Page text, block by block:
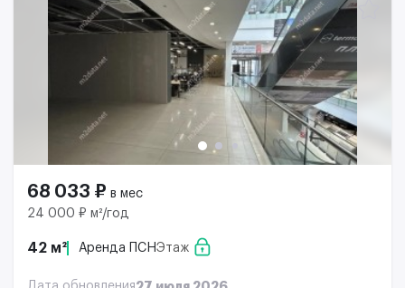
68 033 ₽ в мес
24 000 ₽ м²/год
42 м² Аренда ПСНЭтаж